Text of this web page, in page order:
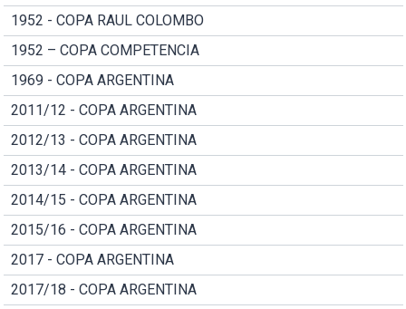
1952 - COPA RAUL COLOMBO
1952 – COPA COMPETENCIA
1969 - COPA ARGENTINA
2011/12 - COPA ARGENTINA
2012/13 - COPA ARGENTINA
2013/14 - COPA ARGENTINA
2014/15 - COPA ARGENTINA
2015/16 - COPA ARGENTINA
2017 - COPA ARGENTINA
2017/18 - COPA ARGENTINA